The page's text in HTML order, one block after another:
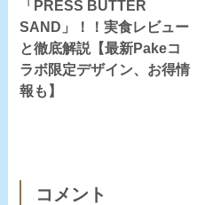
「PRESS BUTTER
SAND」！！実食レビュー
と徹底解説【最新Pakeコ
ラボ限定デザイン、お得情
報も】
コメント